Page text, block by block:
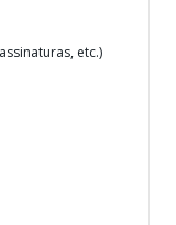
etc.)